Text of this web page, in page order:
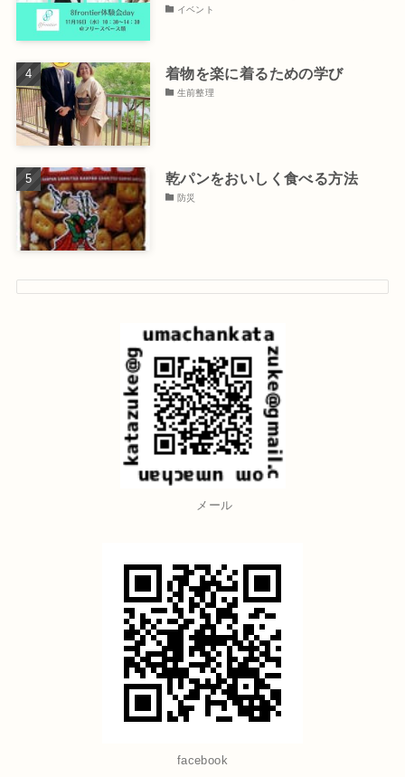
イベント
着物を楽に着るための学び
生前整理
乾パンをおいしく食べる方法
防災
メール
facebook